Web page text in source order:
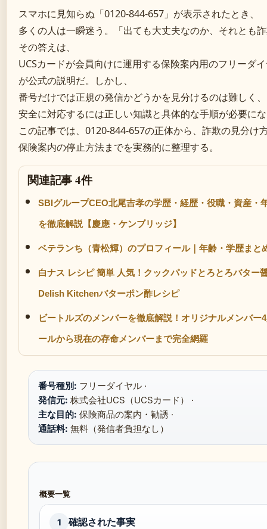
スマホに見知らぬ「0120-844-657」が表示されたとき、
多くの人は一瞬迷う。「出ても大丈夫なのか、それと
その答えは、
UCSカードが会員向けに運用する保険案内用のフリーダ
が公式の説明だ。しかし、
番号だけでは正規の発信かどうかを見分けるのは難しく、
安全に対応するには正しい知識と具体的な手順が必要に
この記事では、0120-844-657の正体から、詐欺の見分け
保険案内の停止方法までを実務的に整理する。
関連記事 4件
SBIグループCEO北尾吉孝の学歴・経歴・役職・資産・
を徹底解説【慶應・ケンブリッジ】
ベテランち（青松輝）のプロフィール｜年齢・学歴まと
白ナス レシピ 簡単 人気！クックパッドとろとろバター
Delish Kitchenバターポン酢レシピ
ビートルズのメンバーを徹底解説！オリジナルメンバー
ールから現在の存命メンバーまで完全網羅
番号種別: フリーダイヤル ·
発信元: 株式会社UCS（UCSカード） ·
主な目的: 保険商品の案内・勧誘 ·
通話料: 無料（発信者負担なし）
概要一覧
1 確認された事実